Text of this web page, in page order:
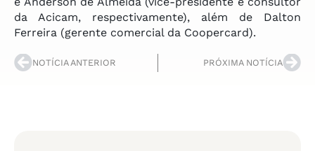
da Acicam, respectivamente), além de Dalton
Ferreira (gerente comercial da Coopercard).
NOTÍCIA ANTERIOR PRÓXIMA NOTÍCIA